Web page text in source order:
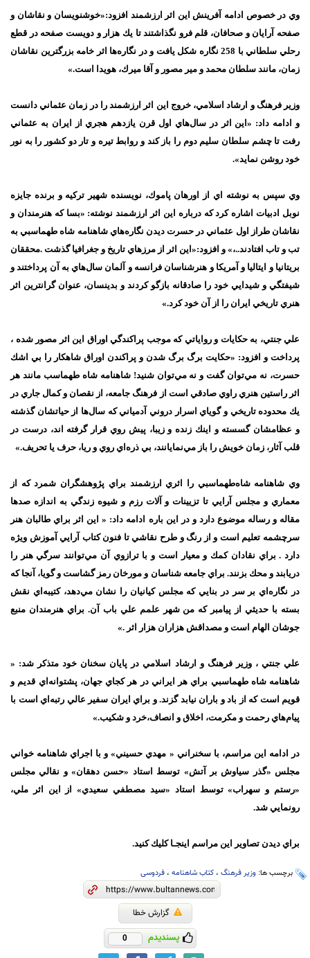
وي در خصوص ادامه آفرينش اين اثر ارزشمند افزود:«خوشنويسان و نقاشان و
صفحه آرايان و صحافان، قلم فرو نگذاشتند تا يك هزار و دويست صفحه در قطع
رحلي سلطاني با 258 نگاره شكل يافت و در نگاره‌ها اثر خامه بزرگترين نقاشان
زمان، مانند سلطان محمد و مير مصور و آقا ميرك، هويدا است.»
وزير فرهنگ و ارشاد اسلامي، خروج اين اثر ارزشمند را در زمان عثماني دانست
و ادامه داد: «اين اثر در سال‌هاي اول قرن يازدهم هجري از ايران به عثماني
رفت تا چشم سلطان سليم دوم را باز كند و روابط تيره و تار دو كشور را به نور
خود روشن نمايد».
وي سپس به نوشته اي از اورهان پاموك، نويسنده شهير تركيه و برنده جايزه
نوبل ادبيات اشاره كرد كه درباره اين اثر ارزشمند نوشته: «بسا كه هنرمندان و
نقاشان طراز اول عثماني در حسرت ديدن نگاره‌هاي شاهنامه شاه طهماسبي به
تب و تاب افتادند..،» و افزود:«اين اثر از مرزهاي تاريخ و جغرافيا گذشت .محققان
بريتانيا و ايتاليا و آمريكا و هنرشناسان فرانسه و آلمان سال‌هاي به آن پرداختند و
شيفتگي و شيدايي خود را صادقانه بازگو كردند و بدينسان، عنوان گرانترين اثر
هنري تاريخي ايران را از آن خود كرد.»
علي جنتي، به حكايات و رواياتي كه موجب پراكندگي اوراق اين اثر مصور شده ،
پرداخت و افزود: «حكايت برگ برگ شدن و پراكندن اوراق شاهكار را بي اشك
حسرت، نه مي‌توان گفت و نه مي‌توان شنيد! شاهنامه شاه طهماسب مانند هر
اثر راستين هنري راوي صادقي است از فرهنگ جامعه، از نقصان و كمال جاري در
يك محدوده تاريخي و گوياي اسرار دروني آدمياني كه سال‌ها از حياتشان گذشته
و عظامشان گسسته و اينك زنده و زيبا، پيش روي قرار گرفته اند، درست در
قلب آثار، زمان خويش را باز مي‌نمايانند، بي ذره‌اي روي و ريا، حرف يا تحريف.»
وي شاهنامه شاه‌طهماسبي را اثري ارزشمند براي پژوهشگران شمرد كه از
معماري و مجلس آرايي تا تزيينات و آلات رزم و شيوه زندگي به اندازه صدها
مقاله و رساله موضوع دارد و در اين باره ادامه داد: « اين اثر براي طالبان هنر
سرچشمه تعليم است و از رنگ و طرح نقاشي تا فنون كتاب آرايي آموزش ويژه
دارد . براي نقادان كمك و معيار است و با ترازوي آن مي‌توانند سرگي هنر را
دريابند و محك بزنند. براي جامعه شناسان و مورخان رمز گشاست و گويا، آنجا كه
در نگاره‌اي بر سر در بنايي كه مجلس كيانيان را نشان مي‌دهد، كتيبه‌اي نقش
بسته با حديثي از پيامبر كه من شهر علمم علي باب آن. براي هنرمندان منبع
جوشان الهام است و مصداقش هزاران هزار اثر .»
علي جنتي ، وزير فرهنگ و ارشاد اسلامي در پايان سخنان خود متذكر شد: «
شاهنامه شاه طهماسبي براي هر ايراني در هر كجاي جهان، پشتوانه‌اي قديم و
قويم است كه از باد و باران نيابد گزند. و براي ايران سفير عالي رتبه‌اي است با
پيام‌هاي رحمت و مكرمت، اخلاق و انصاف،خرد و شكيب.»
در ادامه اين مراسم، با سخنراني « مهدي حسيني» و با اجراي شاهنامه خواني
مجلس «گذر سياوش بر آتش» توسط استاد «حسن دهقان» و نقالي مجلس
«رستم و سهراب» توسط استاد «سيد مصطفي سعيدي» از اين اثر ملي،
رونمايي شد.
براي ديدن تصاوير اين مراسم اينجـا كليك كنيد.
برچسب ها: وزیر فرهنگ ، کتاب شاهنامه ، فردوسی
گزارش خطا
پسندیدم 0